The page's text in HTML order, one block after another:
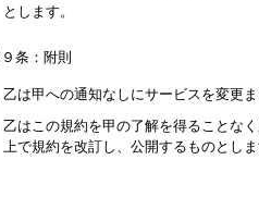
とします。
条：附則
乙は甲への通知なしにサービスを変更
乙はこの規約を甲の了解を得ることな
上で規約を改訂し、公開するものとしま